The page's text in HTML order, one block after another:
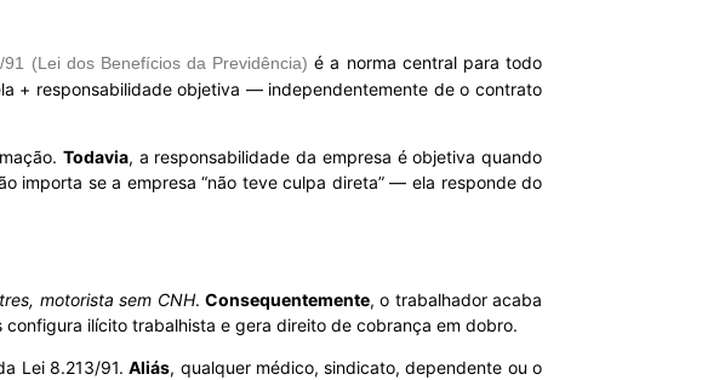
91 (Lei dos Benefícios da Previdência) é a norma central para todo
+ responsabilidade objetiva — independentemente de o contrato
Todavia, a responsabilidade da empresa é objetiva quando
importa se a empresa “não teve culpa direta” — ela responde do
motorista sem CNH. Consequentemente, o trabalhador acaba
configura ilícito trabalhista e gera direito de cobrança em dobro.
Lei 8.213/91.Aliás, qualquer médico, sindicato, dependente ou o